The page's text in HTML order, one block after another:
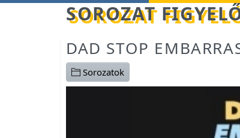
Betöltés... SOROZAT
DAD STOP
Sorozatok